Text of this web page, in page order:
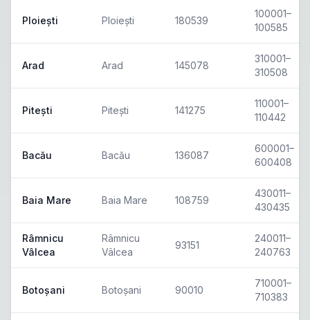
Ploiești Ploiești 180539
100001–
100585
Arad Arad 145078
310001–
310508
Pitești Pitești 141275
110001–
110442
Bacău Bacău 136087
600001–
600408
Baia Mare Baia Mare 108759
430011–
430435
Râmnicu
Vâlcea
Râmnicu
Vâlcea
93151
240011–
240763
Botoșani Botoșani 90010
710001–
710383